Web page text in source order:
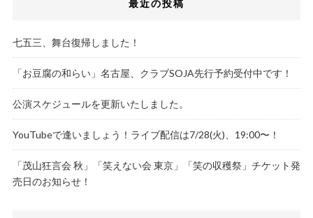
最近の投稿
七五三、舞台復帰しました！
「お豆腐の和らい」名古屋、クラブSOJA先行予約受付中です！
公演スケジュールを更新いたしました。
YouTubeで逢いましょう！ライブ配信は7/28(火)、19:00〜！
「茂山狂言会 秋」「笑えない会 東京」「笑の収穫祭」チケット発
売日のお知らせ！